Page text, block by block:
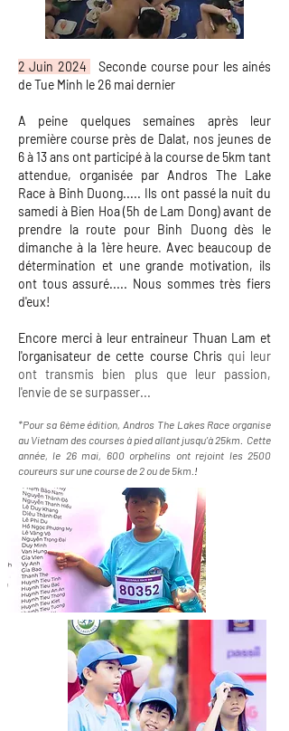
2 Juin 2024
Seconde course pour les ainés
de Tue Minh le 26 mai dernier
A peine quelques semaines après leur
première course près de Dalat, nos jeunes de
6 à 13 ans ont participé à la course de 5km tant
attendue, organisée par Andros The Lake
Race à Binh Duong..... Ils ont passé la nuit du
samedi à Bien Hoa (5h de Lam Dong) avant de
prendre la route pour Binh Duong dès le
dimanche à la 1ère heure. Avec beaucoup de
détermination et une grande motivation, ils
ont tous assuré..... Nous sommes très fiers
d'eux!
Encore merci à leur entraineur Thuan Lam et
l'organisateur de cette course Chris qui leur
ont transmis bien plus que leur passion,
l'envie de se surpasser...
*Pour sa 6ème édition, Andros The Lakes Race organise
au Vietnam des courses à pied allant jusqu’à 25km. Cette
année, le 26 mai, 600 orphelins ont rejoint les 2500
coureurs sur une course de 2 ou de 5km. !